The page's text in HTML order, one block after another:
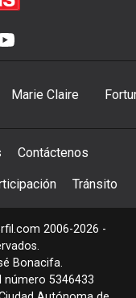
Marie Claire
Contáctenos
Tránsito
2006-2026 -
Bonacifa.
número 5346433